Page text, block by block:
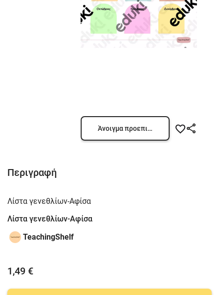
Άνοιγμα προεπισκόπησης
Περιγραφή
Λίστα γενεθλίων-Αφίσα
Λίστα γενεθλίων-Αφίσα
TeachingShelf
1,49 €